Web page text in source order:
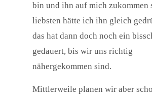
bin und ihn auf mich zukommen
liebsten hätte ich ihn gleich
das hat dann doch noch ein
gedauert, bis wir uns richtig
nähergekommen sind.
Mittlerweile planen wir aber